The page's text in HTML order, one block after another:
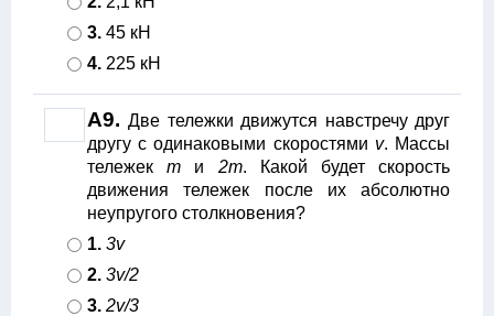
3. 45 кН
4. 225 кН
A9.Две тележки движутся навстречу друг
другу с одинаковыми скоростями v. Массы
тележекm и 2m. Какой будет скорость
движения тележек после их абсолютно
неупругого столкновения?
1. 3v
2. 3v/2
3. 2v/3